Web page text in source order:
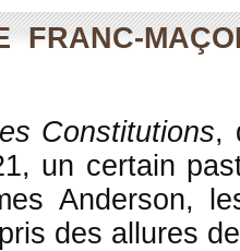
FRANC-
Constitutions,
un certain
Anderson,
des allures